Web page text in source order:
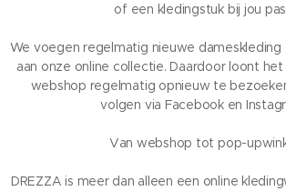
of een kledingstuk bij jou
We voegen regelmatig nieuwe
aan onze online collectie. Daardoor loont
webshop regelmatig opnieuw te
volgen via Facebook en
Van webshop tot pop-
DREZZA is meer dan alleen een online